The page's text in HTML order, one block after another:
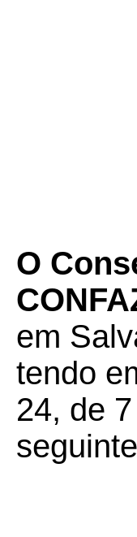
O
em
tendo
24, de
seguinte